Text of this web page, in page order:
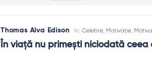
Thomas Alva Edison In:Celebre Motivație
În viață nu primești niciodată